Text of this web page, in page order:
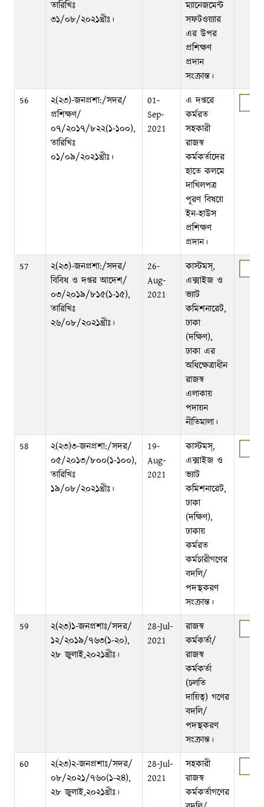
তারিখিঃ
৩১/০৮/২০২১খ্রীঃ।
ম্যানেজমেন্ট
সফটওয়্যার
এর উপর
প্রশিক্ষণ
প্রদান
সংক্রান্ত।
56
২(২৩)-জনপ্রশা:/সদর/
প্রশিক্ষণ/
০৭/২০১৭/৮২২(১-১০০),
তারিখিঃ
০১/০৯/২০২১খ্রীঃ।
01-
Sep-
2021
এ দপ্তরে
কর্মরত
সহকারী
রাজস্ব
কর্মকর্তাদের
হাতে কলমে
দাখিলপত্র
পূরণ বিষয়ে
ইন-হাউস
প্রশিক্ষণ
প্রদান।
57
২(২৩)-জনপ্রশা:/সদর/
বিবিধ ও দপ্তর আদেশ/
০৩/২০১৯/৮১৫(১-১৫),
তারিখিঃ
২৬/০৮/২০২১খ্রীঃ।
26-
Aug-
2021
কাস্টমস্‌,
এক্সাইজ ও
ভ্যাট
কমিশনারেট,
ঢাকা
(দক্ষিণ),
ঢাকা এর
অধিক্ষেত্রাধীন
রাজস্ব
এলাকায়
পদায়ন
নীতিমালা।
58
২(২৩)৩-জনপ্রশা:/সদর/
০৫/২০১৩/৮০০(১-১০০),
তারিখিঃ
১৯/০৮/২০২১খ্রীঃ।
19-
Aug-
2021
কাস্টমস্‌,
এক্সাইজ ও
ভ্যাট
কমিশনারেট,
ঢাকা
(দক্ষিণ),
ঢাকায়
কর্মরত
কর্মচারীগণের
বদলি/
পদস্থকরণ
সংক্রান্ত।
59
২(২৩)১-জনপ্রশাঃ/সদর/
১২/২০১৯/৭৬৩(১-২০),
২৮ জুলাই,২০২১খ্রীঃ।
28-Jul-
2021
রাজস্ব
কর্মকর্তা/
রাজস্ব
কর্মকর্তা
(চলতি
দায়িত্ব) গণের
বদলি/
পদস্থকরণ
সংক্রান্ত।
60
২(২৩)২-জনপ্রশাঃ/সদর/
০৮/২০২১/৭৬০(১-২৪),
২৮ জুলাই,২০২১খ্রীঃ।
28-Jul-
2021
সহকারী
রাজস্ব
কর্মকর্তাগণের